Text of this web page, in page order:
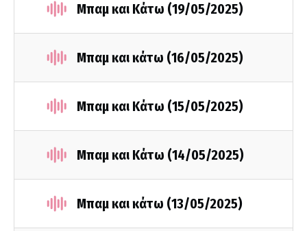
Μπαμ και Κάτω (19/05/2025)
Μπαμ και κάτω (16/05/2025)
Μπαμ και Κάτω (15/05/2025)
Μπαμ και Κάτω (14/05/2025)
Μπαμ και κάτω (13/05/2025)